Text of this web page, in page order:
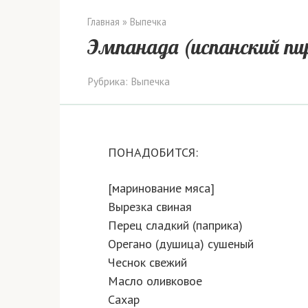
Главная » Выпечка
Эмпанада (испанский
Рубрика: Выпечка
ПОНАДОБИТСЯ:
[маринование мяса]
Вырезка свиная
Перец сладкий (паприка)
Орегано (душица) сушеный
Чеснок свежий
Масло оливковое
Сахар